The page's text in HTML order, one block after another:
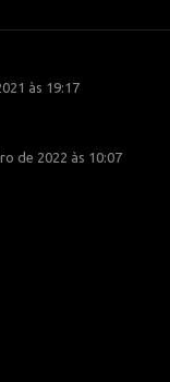
às 19:17
de 2022 às 10:07